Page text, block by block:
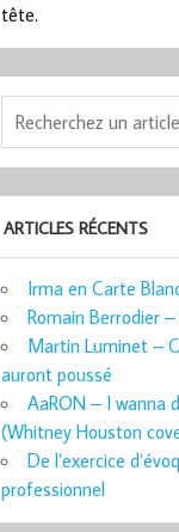
tête.
ARTICLES RÉCENTS
Irma en Carte
Romain Berrodier
Martin Luminet –
auront poussé
AaRON – I wanna
(Whitney Houston
De l’exercice
professionnel